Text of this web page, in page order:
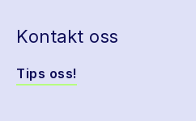
Kontakt oss
Tips oss!